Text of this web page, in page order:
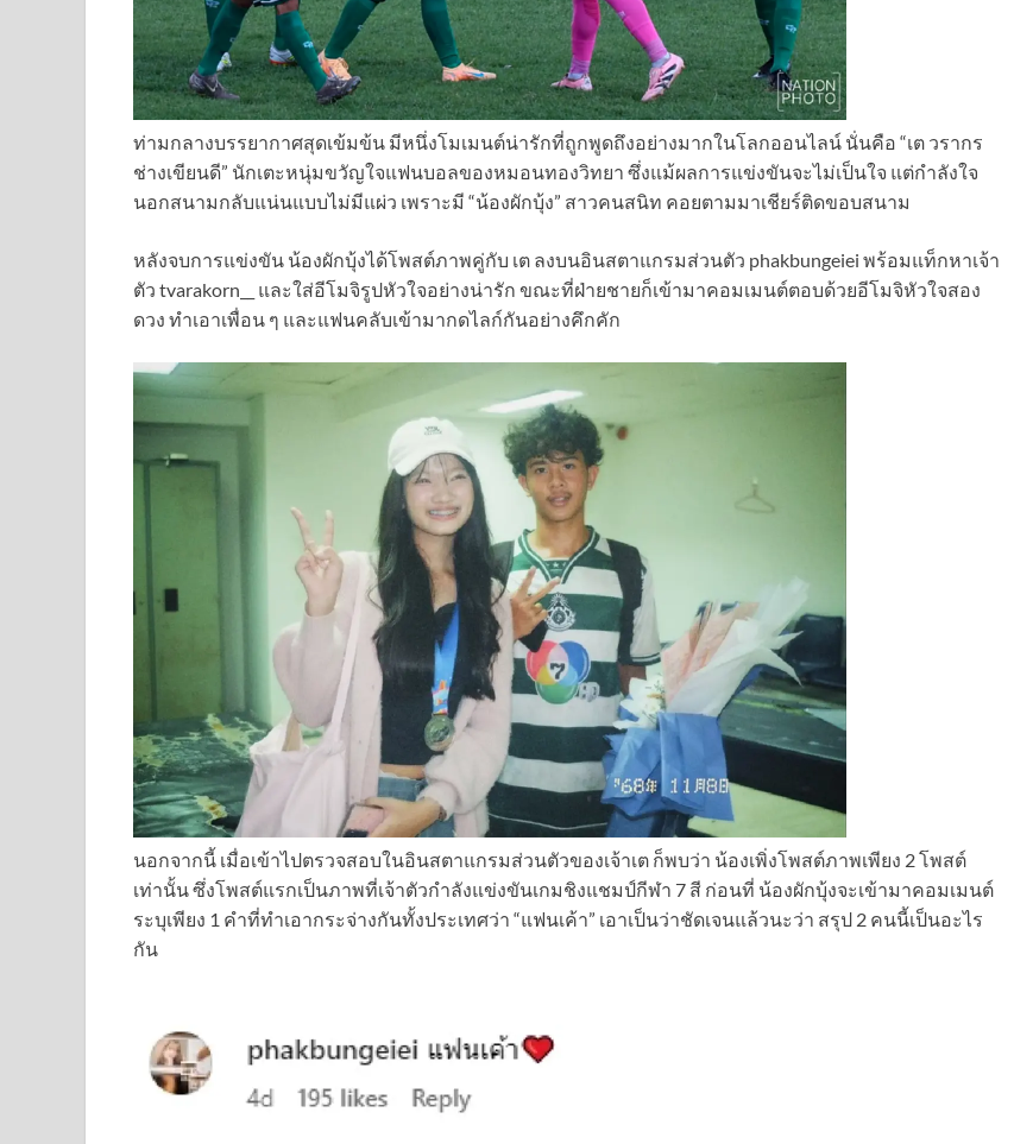
ท่ามกลางบรรยากาศสุดเข้มข้น มีหนึ่งโมเมนต์น่ารักที่ถูกพูดถึงอย่างมากในโลกออนไลน์ นั่นคือ “เต วรากร
ช่างเขียนดี” นักเตะหนุ่มขวัญใจแฟนบอลของหมอนทองวิทยา ซึ่งแม้ผลการแข่งขันจะไม่เป็นใจ แต่กำลังใจ
นอกสนามกลับแน่นแบบไม่มีแผ่ว เพราะมี “น้องผักบุ้ง” สาวคนสนิท คอยตามมาเชียร์ติดขอบสนาม
หลังจบการแข่งขัน น้องผักบุ้งได้โพสต์ภาพคู่กับ เต ลงบนอินสตาแกรมส่วนตัว phakbungeiei พร้อมแท็กหาเจ้า
ตัว tvarakorn__ และใส่อีโมจิรูปหัวใจอย่างน่ารัก ขณะที่ฝ่ายชายก็เข้ามาคอมเมนต์ตอบด้วยอีโมจิหัวใจสอง
ดวง ทำเอาเพื่อน ๆ และแฟนคลับเข้ามากดไลก์กันอย่างคึกคัก
นอกจากนี้ เมื่อเข้าไปตรวจสอบในอินสตาแกรมส่วนตัวของเจ้าเต ก็พบว่า น้องเพิ่งโพสต์ภาพเพียง 2 โพสต์
เท่านั้น ซึ่งโพสต์แรกเป็นภาพที่เจ้าตัวกำลังแข่งขันเกมชิงแชมป์กีฬา 7 สี ก่อนที่ น้องผักบุ้งจะเข้ามาคอมเมนต์
ระบุเพียง 1 คำที่ทำเอากระจ่างกันทั้งประเทศว่า “แฟนเค้า” เอาเป็นว่าชัดเจนแล้วนะว่า สรุป 2 คนนี้เป็นอะไร
กัน